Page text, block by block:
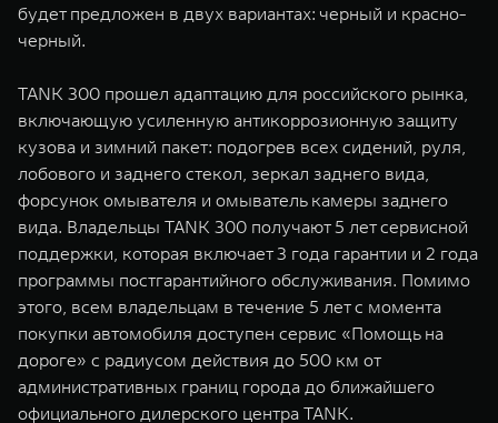
будет предложен в двух вариантах: черный и красно-
черный.
TANK 300 прошел адаптацию для российского рынка,
включающую усиленную антикоррозионную защиту
кузова и зимний пакет: подогрев всех сидений, руля,
лобового и заднего стекол, зеркал заднего вида,
форсунок омывателя и омыватель камеры заднего
вида. Владельцы TANK 300 получают 5 лет сервисной
поддержки, которая включает 3 года гарантии и 2 года
программы постгарантийного обслуживания. Помимо
этого, всем владельцам в течение 5 лет с момента
покупки автомобиля доступен сервис «Помощь на
дороге» с радиусом действия до 500 км от
административных границ города до ближайшего
официального дилерского центра TANK.